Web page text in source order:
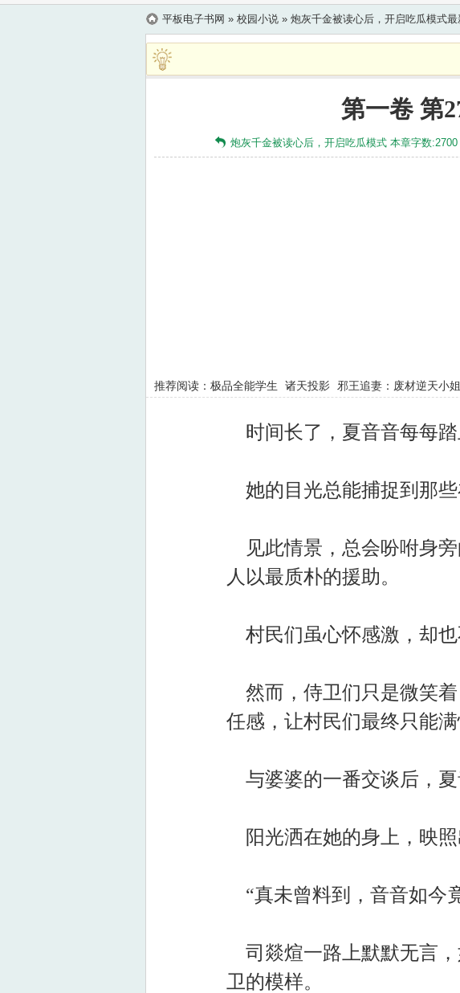
平板电子书网 » 校园小说 » 炮灰千金被读心后，开启吃瓜模式
第一卷 第
炮灰千金被读心后，开启吃瓜模式 本章字数:2700
推荐阅读： 极品全能学生 诸天投影 邪王追妻：废材逆天小姐
时间长了，夏音音每每踏
她的目光总能捕捉到那些
见此情景，总会吩咐身
人以最质朴的援助。
村民们虽心怀感激，却也
然而，侍卫们只是微笑
任感，让村民们最终只能
与婆婆的一番交谈后，夏
阳光洒在她的身上，映照
“真未曾料到，音音如今
司燚煊一路上默默无言
卫的模样。